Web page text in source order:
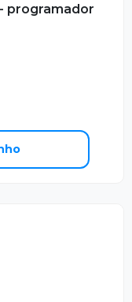
programador